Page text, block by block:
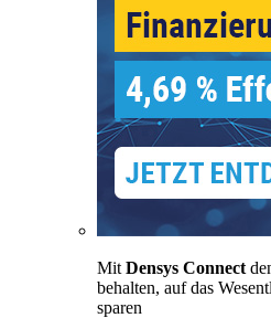
Mit Densys Connect
behalten, auf das
sparen